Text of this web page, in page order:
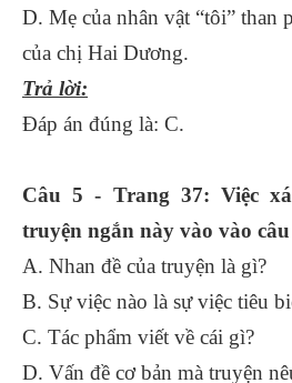
D. Mẹ của nhân vật “tôi” than
của chị Hai Dương.
Trả lời:
Đáp án đúng là: C.
Câu 5 - Trang 37: Việc
truyện ngắn này vào vào
A. Nhan đề của truyện là gì?
B. Sự việc nào là sự việc tiêu
C. Tác phẩm viết về cái gì?
D. Vấn đề cơ bản mà truyện